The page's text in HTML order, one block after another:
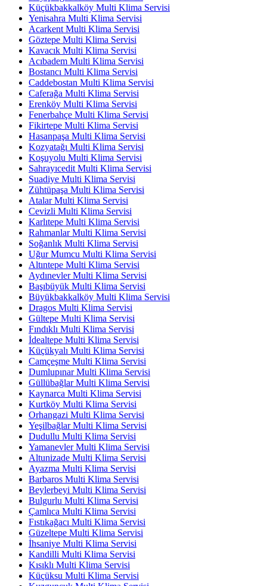
Küçükbakkalköy Multi Klima Servisi
Yenisahra Multi Klima Servisi
Acarkent Multi Klima Servisi
Göztepe Multi Klima Servisi
Kavacık Multi Klima Servisi
Acıbadem Multi Klima Servisi
Bostancı Multi Klima Servisi
Caddebostan Multi Klima Servisi
Caferağa Multi Klima Servisi
Erenköy Multi Klima Servisi
Fenerbahçe Multi Klima Servisi
Fikirtepe Multi Klima Servisi
Hasanpaşa Multi Klima Servisi
Kozyatağı Multi Klima Servisi
Koşuyolu Multi Klima Servisi
Sahrayıcedit Multi Klima Servisi
Suadiye Multi Klima Servisi
Zühtüpaşa Multi Klima Servisi
Atalar Multi Klima Servisi
Cevizli Multi Klima Servisi
Karlıtepe Multi Klima Servisi
Rahmanlar Multi Klima Servisi
Soğanlık Multi Klima Servisi
Uğur Mumcu Multi Klima Servisi
Altıntepe Multi Klima Servisi
Aydınevler Multi Klima Servisi
Başıbüyük Multi Klima Servisi
Büyükbakkalköy Multi Klima Servisi
Dragos Multi Klima Servisi
Gültepe Multi Klima Servisi
Fındıklı Multi Klima Servisi
İdealtepe Multi Klima Servisi
Küçükyalı Multi Klima Servisi
Camçeşme Multi Klima Servisi
Dumlupınar Multi Klima Servisi
Güllübağlar Multi Klima Servisi
Kaynarca Multi Klima Servisi
Kurtköy Multi Klima Servisi
Orhangazi Multi Klima Servisi
Yeşilbağlar Multi Klima Servisi
Dudullu Multi Klima Servisi
Yamanevler Multi Klima Servisi
Altunizade Multi Klima Servisi
Ayazma Multi Klima Servisi
Barbaros Multi Klima Servisi
Beylerbeyi Multi Klima Servisi
Bulgurlu Multi Klima Servisi
Çamlıca Multi Klima Servisi
Fıstıkağacı Multi Klima Servisi
Güzeltepe Multi Klima Servisi
İhsaniye Multi Klima Servisi
Kandilli Multi Klima Servisi
Kısıklı Multi Klima Servisi
Küçüksu Multi Klima Servisi